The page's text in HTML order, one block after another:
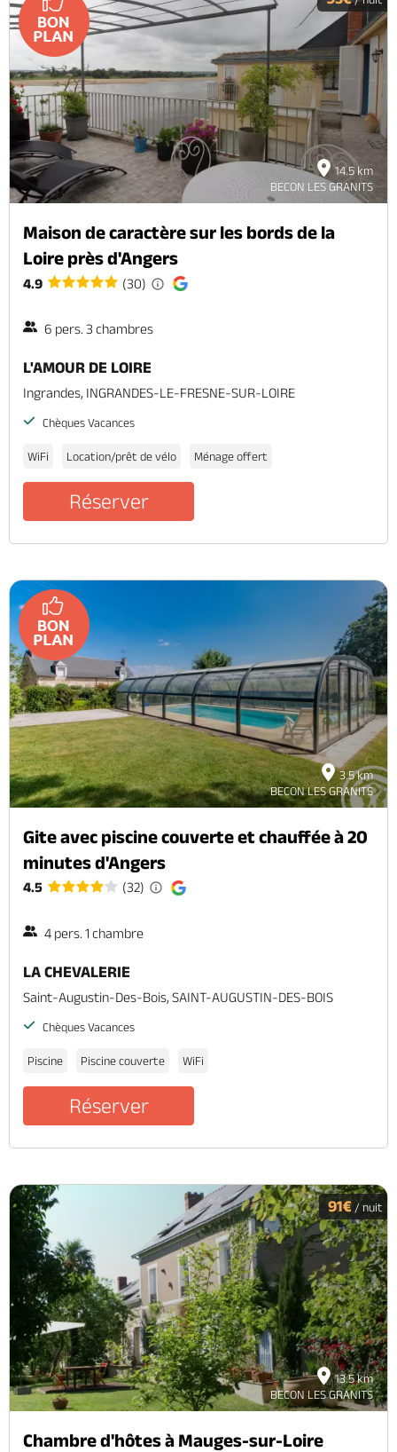
14.5 km
BECON LES GRANITS
Maison de caractère sur les bords de la
Loire près d'Angers
4.9 (30)
6 pers. 3 chambres
L'AMOUR DE LOIRE
Ingrandes, INGRANDES-LE-FRESNE-SUR-LOIRE
Chèques Vacances
WiFi Location/prêt de vélo Ménage offert
Réserver
3.5 km
BECON LES GRANITS
Gite avec piscine couverte et chauffée à 20
minutes d'Angers
4.5 (32)
4 pers. 1 chambre
LA CHEVALERIE
Saint-Augustin-Des-Bois, SAINT-AUGUSTIN-DES-BOIS
Chèques Vacances
Piscine Piscine couverte WiFi
Réserver
13.5 km
BECON LES GRANITS
91€ / nuit
Chambre d'hôtes à Mauges-sur-Loire